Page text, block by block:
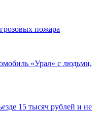
пожара
«Урал» с людьми,
15 тысяч рублей и не